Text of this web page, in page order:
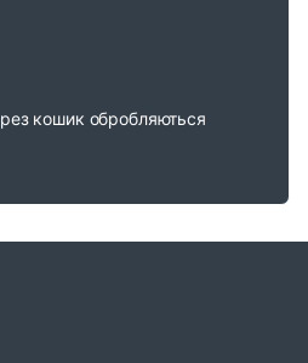
кошик обробляються